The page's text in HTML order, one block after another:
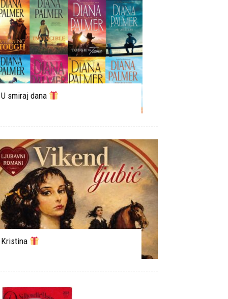
U smiraj dana
Kristina